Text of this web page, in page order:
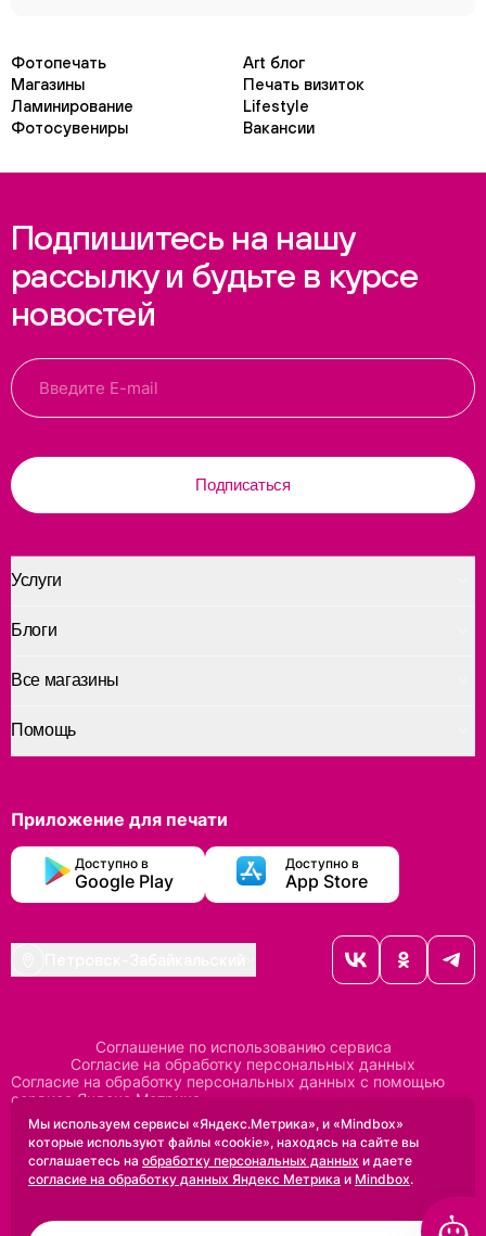
Фотопечать
Art блог
Магазины
Печать визиток
Ламинирование
Lifestyle
Фотосувениры
Вакансии
Подпишитесь на нашу
рассылку и будьте в курсе
новостей
Подписаться
Услуги
Помощь
Блоги
Все магазины
Приложение для печати
Доступно в
Google Play
Доступно в
App Store
Соглашение по использованию сервиса
Согласие на обработку персональных данных
Согласие на обработку персональных данных с помощью
сервиса Яндекс Метрика
Согласие на обработку персональных данных с помощью
сервиса Mindbox
Положение по обработке персональных данных
Политика конфиденциальностиДоговор оферты
Мы используем сервисы «Яндекс.Метрика», и «Mindbox»
которые используют файлы «cookie», находясь на сайте вы
соглашаетесь на обработку персональных данных и даете
согласие на обработку данных Яндекс Метрика и Mindbox.